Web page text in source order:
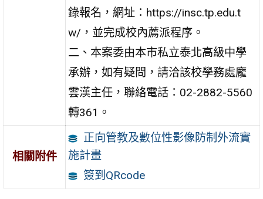
錄報名，網址：https://insc.tp.edu.t
w/，並完成校內薦派程序。
二、本案委由本市私立泰北高級中學
承辦，如有疑問，請洽該校學務處龐
雲漢主任，聯絡電話：02-2882-5560
轉361。
相關附件
正向管教及數位性影像防制外流實
施計畫
簽到QRcode